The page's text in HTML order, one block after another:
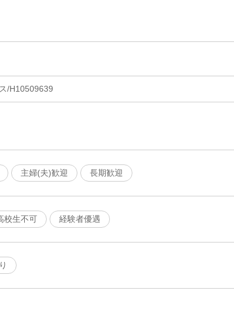
/H10509639
主婦(夫)歓迎 長期歓迎
校生不可 経験者優遇